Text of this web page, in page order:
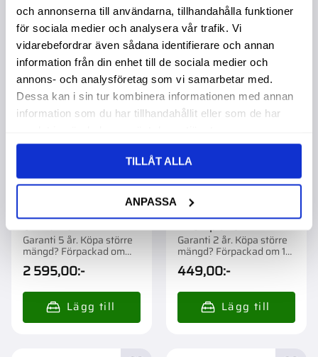
och annonserna till användarna, tillhandahålla funktioner
för sociala medier och analysera vår trafik. Vi
vidarebefordrar även sådana identifierare och annan
information från din enhet till de sociala medier och
annons- och analysföretag som vi samarbetar med.
Dessa kan i sin tur kombinera informationen med annan
information som du har tillhandahållit eller som de har
TILLÅT ALLA
ANPASSA
Cih Valtra
Garanti 5 år. Köpa större
mängd? Förpackad om
1/26 st.
2 595,00:-
Lägg till i favoriter
Drivaxel Bussning
Inre Apl325
Garanti 2 år. Köpa större
mängd? Förpackad om 1
st.
449,00:-